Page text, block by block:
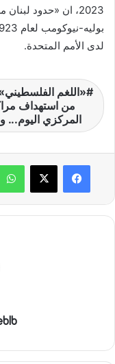
2023، ان «حدود
لدى الأمم المتحدة.
«اللغم
من استهداف
المركزي اليوم...